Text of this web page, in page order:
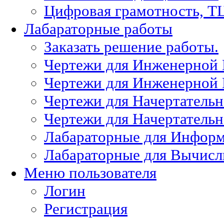
Цифровая грамотность,
Лабараторные работы
Заказать решение работы.
Чертежи для
Чертежи для
Чертежи для
Чертежи для
Лабараторные для
Лабараторные для
Меню пользователя
Логин
Регистрация